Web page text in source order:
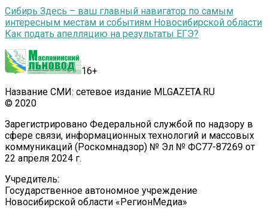
Сибирь Здесь – ваш главный навигатор по самым
интересным местам и событиям Новосибирской области
Как подать апелляцию на результаты ЕГЭ?
16+
Название СМИ: сетевое издание MLGAZETA.RU
© 2020
Зарегистрировано Федеральной службой по надзору в
сфере связи, информационных технологий и массовых
коммуникаций (Роскомнадзор) № Эл № ФС77-87269 от
22 апреля 2024 г.
Учредитель:
Государственное автономное учреждение
Новосибирской области «РегионМедиа»